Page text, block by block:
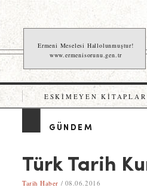
Ermeni Meselesi Hallolunmuştur!
www.ermenisorunu.gen.tr
ESKIMEYEN KITAPLAR
GÜNDEM
Türk Tarih
Tarih Haber / 08.06.2016